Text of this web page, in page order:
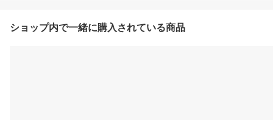
ショップ内で一緒に購入されている商品